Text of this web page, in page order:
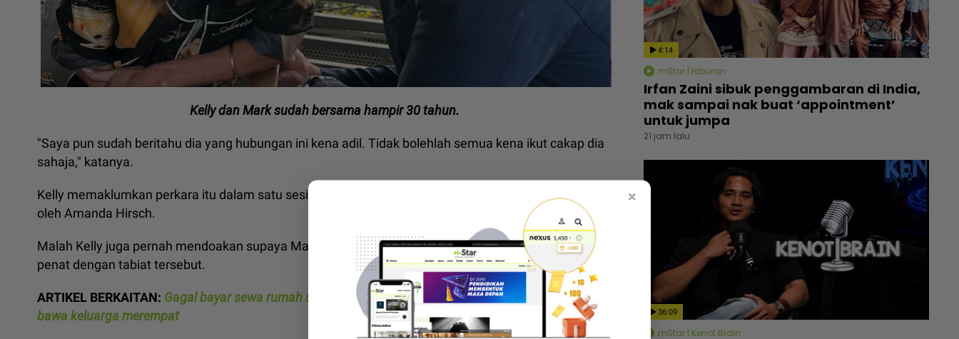
Kelly dan Mark sudah bersama hampir 30 tahun.
"Saya pun sudah beritahu dia yang hubungan ini kena adil. Tidak bolehlah semua kena ikut cakap dia
sahaja," katanya.
Kelly memaklumkan perkara itu dalam satu sesi podcast Not Skinny But Not Fat yang dikendalikan
oleh Amanda Hirsch.
Malah Kelly juga pernah mendoakan supaya Mark mengalami masalah mati pucuk kerana sudah
penat dengan tabiat tersebut.
ARTIKEL BERKAITAN: Gagal bayar sewa rumah sampai kena halau, penyanyi lelaki mungkin terpaksa
bawa keluarga merempat
4:14
mStar | Hiburan
Irfan Zaini sibuk penggambaran di India,
mak sampai nak buat ‘appointment’
untuk jumpa
21 jam lalu
36:09
mStar | Kenot Brain
×